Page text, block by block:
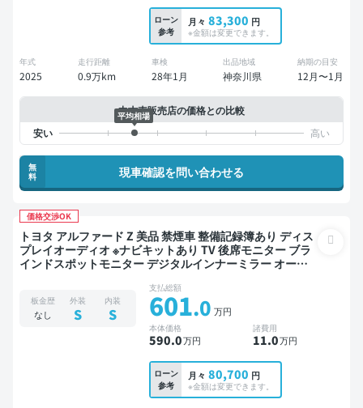
ローン
参考
月々 83,300 円
※金額は変更できます。
年式
2025
走行距離
0.9万km
車検
28年1月
出品地域
神奈川県
納期の目安
12月〜1月
中古車販売店の価格との比較
平均相場
無
料
現車確認を問い合わせる
価格交渉OK
トヨタ アルファード Z 美品 禁煙車 整備記録簿あり ディス
プレイオーディオ ※ナビキットあり TV 後席モニター ブラ
インドスポットモニター デジタルインナーミラー オート
ックドア バックモニター 全方位カメラ ドライブレコーダ
ー 衝突軽減 両側電動スライドドア 7人乗り
板金歴
なし
外装
S
内装
S
支払総額
601.0 万円
本体価格
590.0万円
諸費用
11.0万円
ローン
参考
月々 80,700 円
※金額は変更できます。